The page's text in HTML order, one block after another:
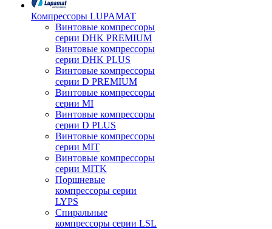
Компрессоры LUPAMAT
Винтовые компрессоры
серии DHK PREMIUM
Винтовые компрессоры
серии DHK PLUS
Винтовые компрессоры
серии D PREMIUM
Винтовые компрессоры
серии MI
Винтовые компрессоры
серии D PLUS
Винтовые компрессоры
серии MIT
Винтовые компрессоры
серии MITK
Поршневые
компрессоры серии
LYPS
Спиральные
компрессоры серии LSL